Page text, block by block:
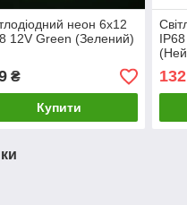
неон 6x12
12V Green (Зелений)
₴
Купити
132